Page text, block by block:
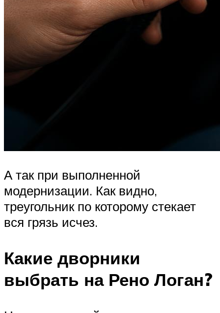
А так при выполненной
модернизации. Как видно,
треугольник по которому стекает
вся грязь исчез.
Какие дворники
выбрать на Рено Логан?